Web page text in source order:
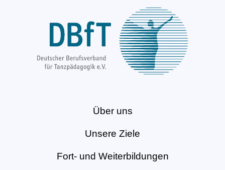
Über uns
Unsere Ziele
Fort- und Weiterbildungen